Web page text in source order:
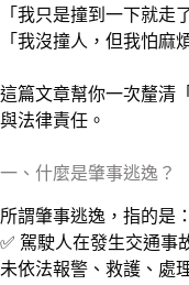
「我只是撞到一下就走
「我沒撞人，但我怕麻
這篇文章幫你一次釐清
與法律責任。
一、什麼是肇事逃逸？
所謂肇事逃逸，指的是：
✅ 駕駛人在發生交通事
未依法報警、救護、處